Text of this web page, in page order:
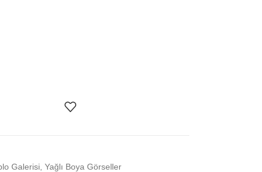
Galerisi Yağlı Boya Görseller